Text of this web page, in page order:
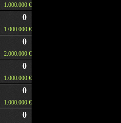
1.000.000 €
0
1.000.000 €
0
2.000.000 €
0
1.000.000 €
0
1.000.000 €
0